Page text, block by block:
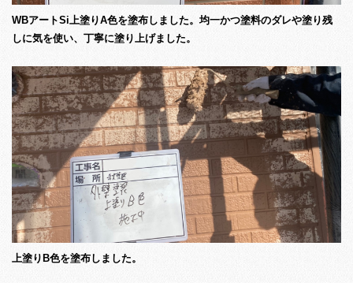
WBアートSi上塗りA色を塗布しました。均一かつ塗料のダレや塗り残
しに気を使い、丁寧に塗り上げました。
上塗りB色を塗布しました。